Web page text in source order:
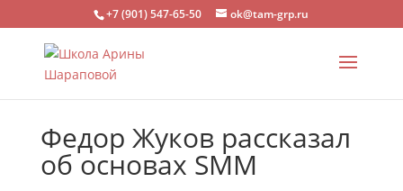
+7 (901) 547-65-50 ok@tam-grp.ru
Федор Жуков рассказал
об основах SMM